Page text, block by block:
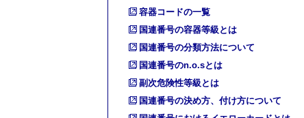
容器コードの一覧
国連番号の容器等級とは
国連番号の分類方法について
国連番号のn.o.sとは
副次危険性等級とは
国連番号の決め方、付け方について